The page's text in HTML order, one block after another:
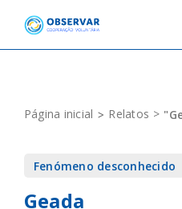
content
EVENTOS
Página inicial Relatos
Fenómeno desconhecido
Geada